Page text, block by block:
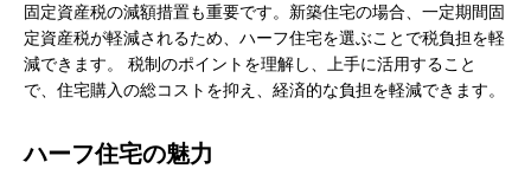
固定資産税の減額措置も重要です。新築住宅の場合、一定期間固
定資産税が軽減されるため、ハーフ住宅を選ぶことで税負担を軽
減できます。 税制のポイントを理解し、上手に活用すること
で、住宅購入の総コストを抑え、経済的な負担を軽減できます。
ハーフ住宅の魅力